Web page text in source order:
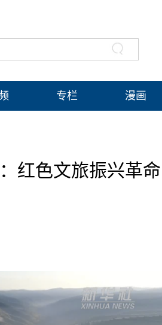
专栏 漫画
红色文旅振兴革命